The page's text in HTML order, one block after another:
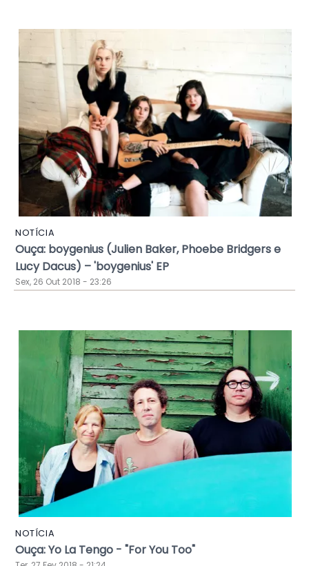
NOTÍCIA
Ouça: boygenius (Julien Baker, Phoebe Bridgers e
Lucy Dacus) – 'boygenius' EP
Sex, 26 Out 2018 - 23:26
NOTÍCIA
Ouça: Yo La Tengo - "For You Too"